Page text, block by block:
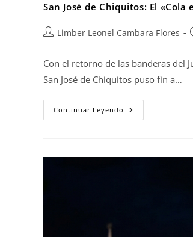
San José de Chiquitos: El
Limber Leonel Cambara Flores
Con el retorno de las banderas del
San José de Chiquitos puso fin a…
Continuar Leyendo